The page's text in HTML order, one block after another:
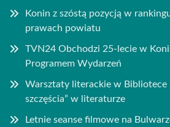
Konin z szóstą pozycją w
prawach powiatu
TVN24 Obchodzi 25-lecie w
Programem Wydarzeń
Warsztaty literackie w Bibliotece
szczęścia” w literaturze
Letnie seanse filmowe na